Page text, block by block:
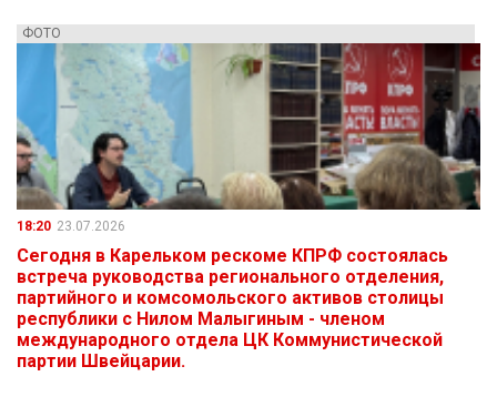
ФОТО
18:20 23.07.2026
Сегодня в Карельком рескоме КПРФ состоялась
встреча руководства регионального отделения,
партийного и комсомольского активов столицы
республики с Нилом Малыгиным - членом
международного отдела ЦК Коммунистической
партии Швейцарии.